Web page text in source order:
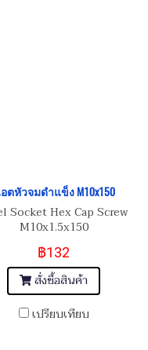
ตหัวจมดำแข็ง M10x150
Socket Hex Cap Screw
M10x1.5x150
฿132
สั่งซื้อสินค้า
เปรียบเทียบ